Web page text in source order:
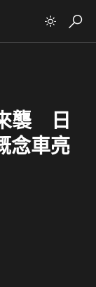
襲 日
念車亮